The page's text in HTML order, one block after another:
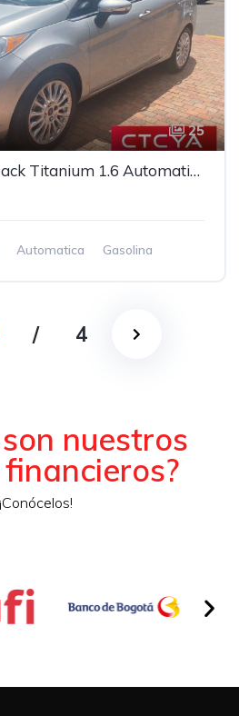
25
Ford Fiesta Sportback Titanium 1.6 Automatico
Automatica
Gasolina
/ 4
nuestros
¡Conócelos!